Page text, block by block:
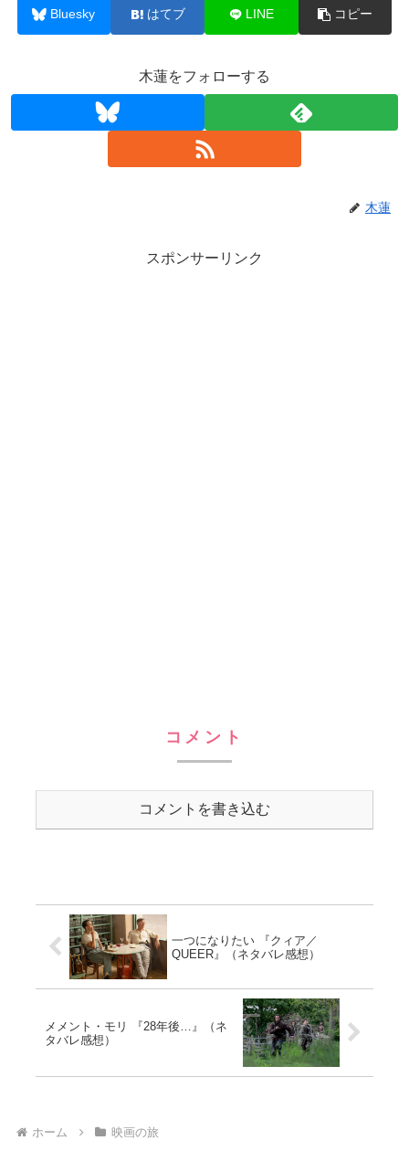
Bluesky はてブ LINE コピー
木蓮をフォローする
木蓮
スポンサーリンク
コメント
コメントを書き込む
一つになりたい 『クィア／
QUEER』（ネタバレ感想）
メメント・モリ 『28年後…』（ネ
タバレ感想）
ホーム 映画の旅